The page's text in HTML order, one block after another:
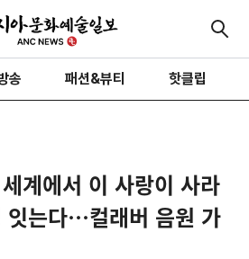
송 패션&뷰티 핫클립
계에서 이 사랑이 사라
잇는다…컬래버 음원 가